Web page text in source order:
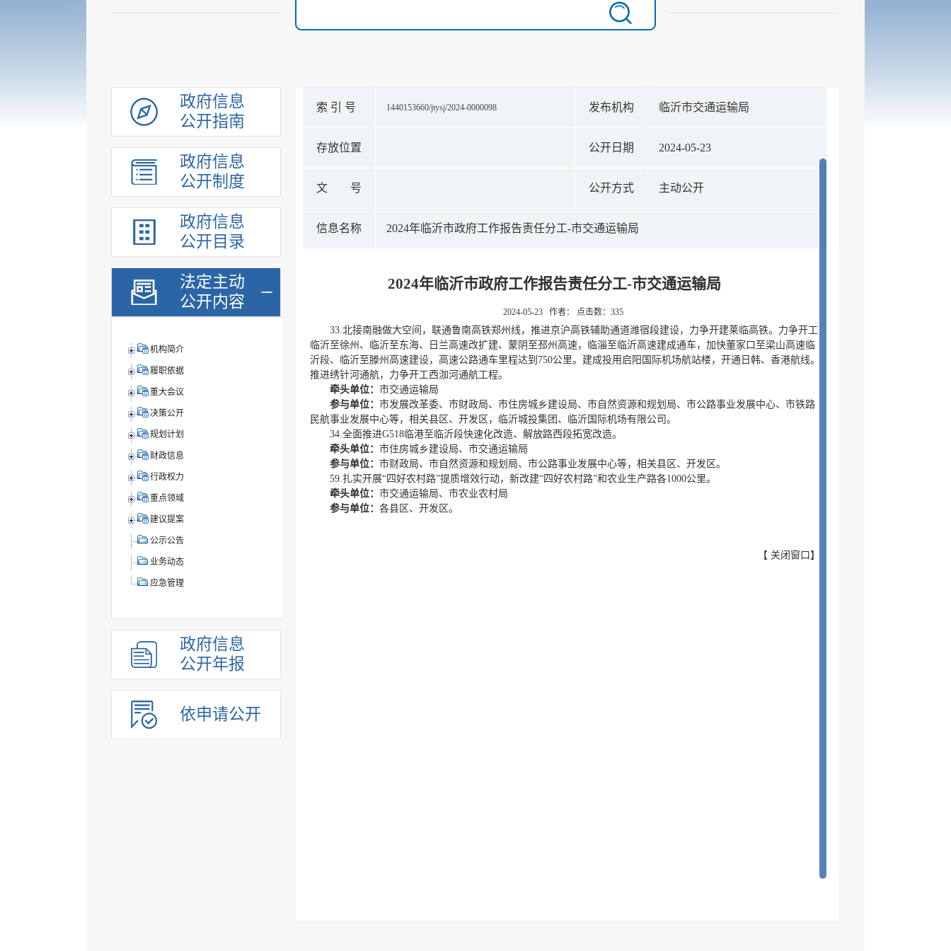
政府信息
公开指南
政府信息
公开制度
政府信息
公开目录
法定主动
公开内容
机构简介
履职依据
重大会议
决策公开
规划计划
财政信息
行政权力
重点领域
建议提案
公示公告
业务动态
应急管理
政府信息
公开年报
依申请公开
索 引 号 1440153660/jtysj/2024-0000098 发布机构 临沂市交通运输局
存放位置 公开日期 2024-05-23
文 号 公开方式 主动公开
信息名称 2024年临沂市政府工作报告责任分工-市交通运输局
2024年临沂市政府工作报告责任分工-市交通运输局
2024-05-23 作者： 点击数： 335
33.北接南融做大空间，联通鲁南高铁郑州线，推进京沪高铁辅助通道潍宿段建设，力争开建莱临高铁。力争开工
临沂至徐州、临沂至东海、日兰高速改扩建、蒙阴至邳州高速，临淄至临沂高速建成通车，加快董家口至梁山高速临
沂段、临沂至滕州高速建设，高速公路通车里程达到750公里。建成投用启阳国际机场航站楼，开通日韩、香港航线。
推进绣针河通航，力争开工西泇河通航工程。
牵头单位： 市交通运输局
参与单位： 市发展改革委、市财政局、市住房城乡建设局、市自然资源和规划局、市公路事业发展中心、市铁路
民航事业发展中心等，相关县区、开发区，临沂城投集团、临沂国际机场有限公司。
34.全面推进G518临港至临沂段快速化改造、解放路西段拓宽改造。
牵头单位： 市住房城乡建设局、市交通运输局
参与单位： 市财政局、市自然资源和规划局、市公路事业发展中心等，相关县区、开发区。
59.扎实开展“四好农村路”提质增效行动，新改建“四好农村路”和农业生产路各1000公里。
牵头单位： 市交通运输局、市农业农村局
参与单位： 各县区、开发区。
【 关闭窗口 】